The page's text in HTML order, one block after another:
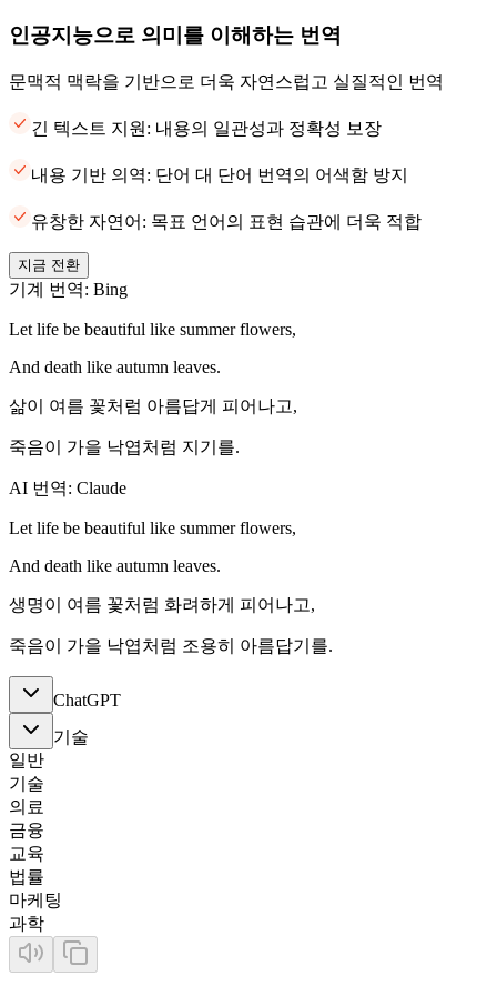
인공지능으로 의미를 이해하는 번역
문맥적 맥락을 기반으로 더욱 자연스럽고 실질적인 번역
긴 텍스트 지원: 내용의 일관성과 정확성 보장
내용 기반 의역: 단어 대 단어 번역의 어색함 방지
유창한 자연어: 목표 언어의 표현 습관에 더욱 적합
지금 전환
기계 번역: Bing
Let life be beautiful like summer flowers,
And death like autumn leaves.
삶이 여름 꽃처럼 아름답게 피어나고,
죽음이 가을 낙엽처럼 지기를.
AI 번역: Claude
Let life be beautiful like summer flowers,
And death like autumn leaves.
생명이 여름 꽃처럼 화려하게 피어나고,
죽음이 가을 낙엽처럼 조용히 아름답기를.
ChatGPT
기술
일반
기술
의료
금융
교육
법률
마케팅
과학